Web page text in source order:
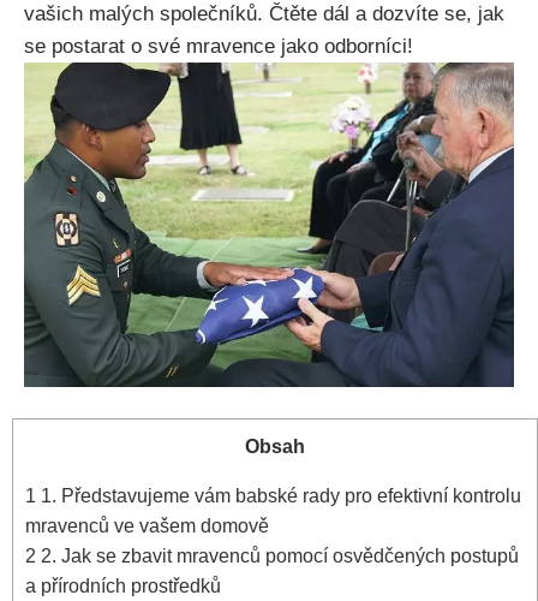
vašich malých společníků.​ Čtěte dál a⁢ dozvíte ⁣se,‌ jak
se ⁤postarat o své ⁢mravence ⁤jako odborníci!
Obsah
1 1. Představujeme vám babské rady pro efektivní‍ kontrolu
mravenců ve vašem domově
2 2. Jak se zbavit mravenců pomocí osvědčených‍ postupů ​
a⁢ přírodních prostředků